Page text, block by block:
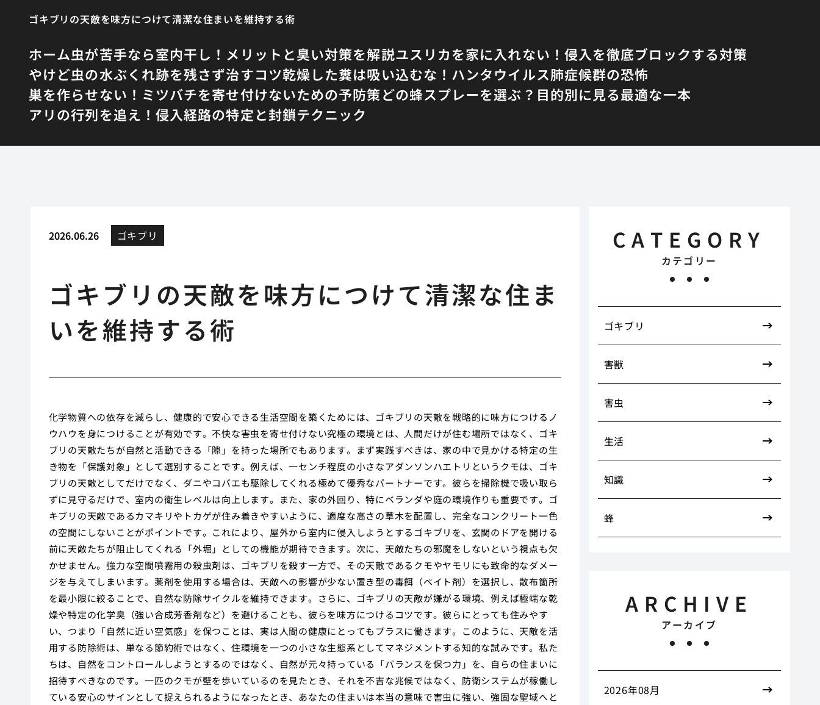
ゴキブリの天敵を味方につけて清潔な住まいを維持する術
ホーム虫が苦手なら室内干し！メリットと臭い対策を解説ユスリカを家に入れない！侵入を徹底ブロックする対策
やけど虫の水ぶくれ跡を残さず治すコツ乾燥した糞は吸い込むな！ハンタウイルス肺症候群の恐怖
巣を作らせない！ミツバチを寄せ付けないための予防策どの蜂スプレーを選ぶ？目的別に見る最適な一本
アリの行列を追え！侵入経路の特定と封鎖テクニック
2026.06.26 ゴキブリ
ゴキブリの天敵を味方につけて清潔な住ま
いを維持する術
化学物質への依存を減らし、健康的で安心できる生活空間を築くためには、ゴキブリの天敵を戦略的に味方につけるノ
ウハウを身につけることが有効です。不快な害虫を寄せ付けない究極の環境とは、人間だけが住む場所ではなく、ゴキ
ブリの天敵たちが自然と活動できる「隙」を持った場所でもあります。まず実践すべきは、家の中で見かける特定の生
き物を「保護対象」として選別することです。例えば、一センチ程度の小さなアダンソンハエトリというクモは、ゴキ
ブリの天敵としてだけでなく、ダニやコバエも駆除してくれる極めて優秀なパートナーです。彼らを掃除機で吸い取ら
ずに見守るだけで、室内の衛生レベルは向上します。また、家の外回り、特にベランダや庭の環境作りも重要です。ゴ
キブリの天敵であるカマキリやトカゲが住み着きやすいように、適度な高さの草木を配置し、完全なコンクリート一色
の空間にしないことがポイントです。これにより、屋外から室内に侵入しようとするゴキブリを、玄関のドアを開ける
前に天敵たちが阻止してくれる「外堀」としての機能が期待できます。次に、天敵たちの邪魔をしないという視点も欠
かせません。強力な空間噴霧用の殺虫剤は、ゴキブリを殺す一方で、その天敵であるクモやヤモリにも致命的なダメー
ジを与えてしまいます。薬剤を使用する場合は、天敵への影響が少ない置き型の毒餌（ベイト剤）を選択し、散布箇所
を最小限に絞ることで、自然な防除サイクルを維持できます。さらに、ゴキブリの天敵が嫌がる環境、例えば極端な乾
燥や特定の化学臭（強い合成芳香剤など）を避けることも、彼らを味方につけるコツです。彼らにとっても住みやす
い、つまり「自然に近い空気感」を保つことは、実は人間の健康にとってもプラスに働きます。このように、天敵を活
用する防除術は、単なる節約術ではなく、住環境を一つの小さな生態系としてマネジメントする知的な試みです。私た
ちは、自然をコントロールしようとするのではなく、自然が元々持っている「バランスを保つ力」を、自らの住まいに
招待すべきなのです。一匹のクモが壁を歩いているのを見たとき、それを不吉な兆候ではなく、防衛システムが稼働し
ている安心のサインとして捉えられるようになったとき、あなたの住まいは本当の意味で害虫に強い、強固な聖域へと
CATEGORY
カテゴリー
ゴキブリ
害獣
害虫
生活
知識
蜂
ARCHIVE
アーカイブ
2026年08月